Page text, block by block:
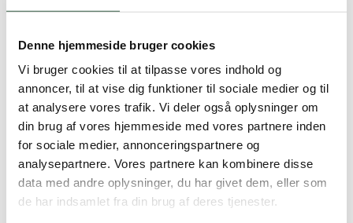
Denne hjemmeside bruger cookies
Vi bruger cookies til at tilpasse vores indhold og
annoncer, til at vise dig funktioner til sociale medier og til
at analysere vores trafik. Vi deler også oplysninger om
din brug af vores hjemmeside med vores partnere inden
for sociale medier, annonceringspartnere og
analysepartnere. Vores partnere kan kombinere disse
data med andre oplysninger, du har givet dem, eller som
de har indsamlet fra din brug af deres tjenester.
gælder valg af fødevarer.
Der anbefales total alkoholabstinens i en uge. Hvis
triglyceridværdien falder til et normalt niveau, kan alkohol
herefter evt. indtages i mindre mængder i henhold til
lægeordination (afhængig af den enkeltes tærskel for,
hvornår triglyceridværdien påvirkes). Hvis triglyceridværdien
ikke normaliseres kan en reduktion af indtagelsen af både
tilsat sukker og fructose forsøges. Desuden kan
fiskeolietilskud anvendes i behandlingen af svært forhøjet